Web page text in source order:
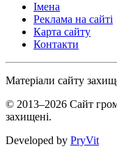
Імена
Реклама на сайті
Карта сайту
Контакти
Матеріали сайту
© 2013–2026 Сайт
захищені.
Developed by PryVit